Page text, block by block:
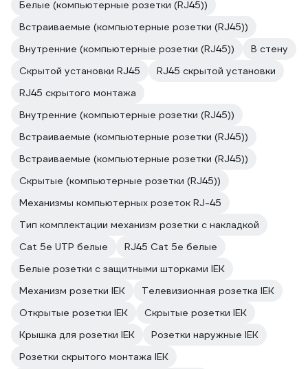
Белые (компьютерные розетки (RJ45))
Встраиваемые (компьютерные розетки (RJ45))
Внутренние (компьютерные розетки (RJ45))
В стену
Скрытой установки RJ45
RJ45 скрытой установки
RJ45 скрытого монтажа
Внутренние (компьютерные розетки (RJ45))
Встраиваемые (компьютерные розетки (RJ45))
Встраиваемые (компьютерные розетки (RJ45))
Скрытые (компьютерные розетки (RJ45))
Механизмы компьютерных розеток RJ-45
Тип комплектации механизм розетки с накладкой
Cat 5e UTP белые
RJ45 Cat 5e белые
Белые розетки с защитными шторками IEK
Механизм розетки IEK
Телевизионная розетка IEK
Открытые розетки IEK
Скрытые розетки IEK
Крышка для розетки IEK
Розетки наружные IEK
Розетки скрытого монтажа IEK